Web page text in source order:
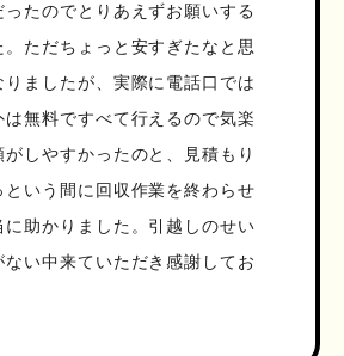
たのでとりあえずお願いする
。ただちょっと安すぎたなと思
りましたが、実際に電話口では
無料ですべて行えるので気楽
しやすかったのと、見積もり
という間に回収作業を終わらせ
に助かりました。引越しのせい
ない中来ていただき感謝してお